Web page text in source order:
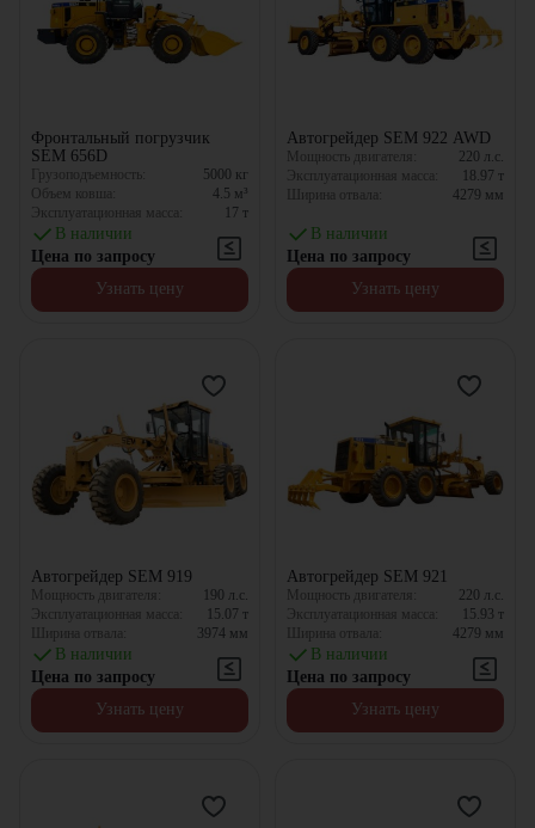
Фронтальный погрузчик
SEM 656D
Грузоподъемность: 5000 кг
Объем ковша:
4.5 м³
Эксплуатационная масса:
17 т
В наличии
Цена по запросу
Узнать цену
Автогрейдер SEM 922 AWD
Мощность двигателя: 220 л.с.
Эксплуатационная масса:
18.97 т
Ширина отвала:
4279 мм
В наличии
Цена по запросу
Узнать цену
Автогрейдер SEM 919
Мощность двигателя: 190 л.с.
Эксплуатационная масса:
15.07 т
Ширина отвала:
3974 мм
В наличии
Цена по запросу
Узнать цену
Автогрейдер SEM 921
Мощность двигателя: 220 л.с.
Эксплуатационная масса:
15.93 т
Ширина отвала:
4279 мм
В наличии
Цена по запросу
Узнать цену